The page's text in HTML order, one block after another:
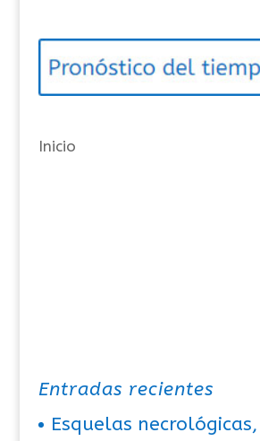
o
í
s
Inicio
Entradas recientes
Esquelas